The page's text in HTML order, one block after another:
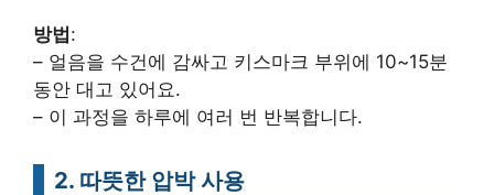
방법:
– 얼음을 수건에 감싸고 키스마크 부위에 10~15분
동안 대고 있어요.
– 이 과정을 하루에 여러 번 반복합니다.
2. 따뜻한 압박 사용